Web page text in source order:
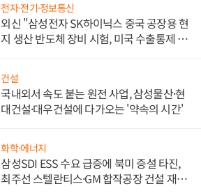
전자·전기·정보통신
외신 "삼성전자 SK하이닉스 중국 공장용 현
지 생산 반도체 장비 시험, 미국 수출통제 대
건설
국내외서 속도 붙는 원전 사업, 삼성물산·현
대건설·대우건설에 다가오는 '약속의 시간'
화학·에너지
삼성SDI ESS 수요 급증에 북미 증설 타진,
최주선 스텔란티스·GM 합작공장 건설 재추